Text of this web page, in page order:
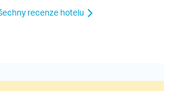
recenze hotelu